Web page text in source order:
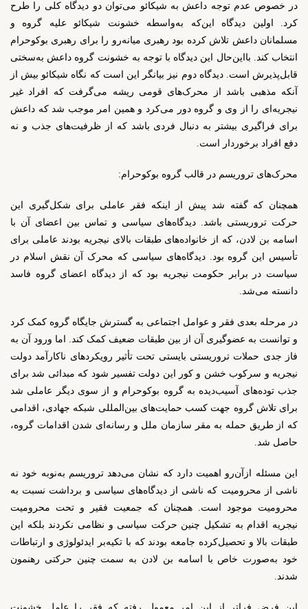
در خصوص عدم توجه داعش به شیکائو می‌توان دو دیدگاه کلی را طرح
کرد. اولین دیدگاه این‌که به‌واسطه خشونت شیکائو علیه گروه و
مسلمانان داعش تلاش کرده بود رهبری میانه‌رو را برای رهبری بوکوحرام
انتخاب کند. بااین‌حال این دیدگاه با توجه به خشونت گروه داعش به‌سختی
قابل‌پذیرش است. دیدگاه دوم نیز بیانگر این است که نگاه شیکائو بیش از
آنکه مذهبی باشد از محرک‌های قومی ریشه می‌گرفت که افراد غیر
نیجریه‌ای را از وی و گروه دور می‌کرد و همین امر موجب شد که داعش
برای فراگیری بیشتر به دنبال فردی باشد که از ظرفیت‌های جذب و نه
دفع افراد برخوردار است.
محرک‌های تروریسم در قالب گروه بوکوحرام:
همچنان که گفته شد پیش از اینکه فقر عاملی برای شکل‌گیری این
حرکت تروریستی باشد. دیدگاه‌های سیاسی و تماس بین اعضای آن با
اسامه بن لادن، که از خانواده‌های طبقات بالای نیجریه بودند عاملی برای
تأسیس این گروه بود. دیدگاه‌های سیاسی که محرک آن نقش اسلام در
سیاست در برابر حکومت نیجریه بود که از دیدگاه اعضای گروه فاسد
دانسته می‌شد.
در مرحله بعدی فقر و عوامل اجتماعی به گسترش جایگاه گروه کمک کرد
و توانست به عضوگیری آن از بین طبقات ضعیف کمک کند. اما ورود آن به
فاز جدی حملات تروریستی بایستی تحت تأثیر رویکردهای ناکارآمد دولت
نیجریه و سرکوب خشن و کور این دولت تفسیر شود که مبدائی شد برای
جذب توده‌های آسیب‌دیده به گروه بوکوحرام و از سوی دیگر عاملی شد
برای تلاش گروه جهت کسب حمایت‌های بین‌المللی شبکه جهادی، اقدامی
که از طریق حمله به مقر سازمان ملل و رسانه‌ای شدن اقدامات گروه،
حاصل شد.
این مسئله ازآن‌رو اهمیت دارد که نشان می‌دهد تروریسم به‌نوبه خود نه
ناشی از محرومیت که ناشی از دیدگاه‌های سیاسی و برداشت نسبت به
محرومیت موجود است. همچنان که جمعیت فقیر و تحت محرومیت
نیجریه اقدام به تشکیل چنین حرکت سیاسی و نظامی نکردند بلکه این
طبقات بالا و تحصیل‌کرده جامعه بودند که با تکیه‌بر ایدئولوژی و ارتباطات
خود به‌صورت خاص با اسامه بن لادن به سمت چنین حرکتی رهنمون
شدند.